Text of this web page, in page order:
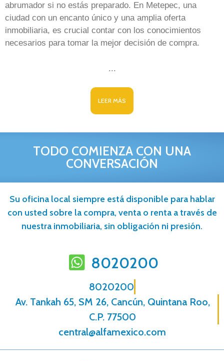
abrumador si no estás preparado. En Metepec, una
ciudad con un encanto único y una amplia oferta
inmobiliaria, es crucial contar con los conocimientos
necesarios para tomar la mejor decisión de compra.
...
LEER MÁS
TODO COMIENZA CON UNA
CONVERSACIÓN
Su oficina local siempre está disponible para hablar
con usted sobre la compra, venta o renta a través de
nuestra inmobiliaria, sin obligación ni presión.
8020200
8020200
Av. Tankah 65, SM 26, Cancún, Quintana Roo,
C.P. 77500
central@alfamexico.com